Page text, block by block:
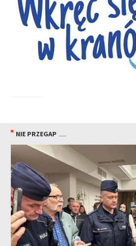
NIE PRZEGAP